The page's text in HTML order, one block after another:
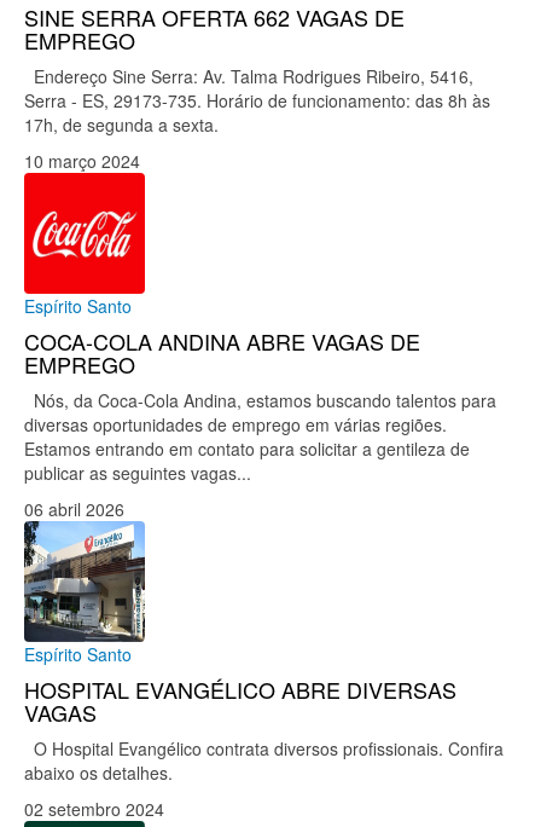
SINE SERRA OFERTA 662 VAGAS DE
EMPREGO
Endereço Sine Serra: Av. Talma Rodrigues Ribeiro, 5416,
Serra - ES, 29173-735. Horário de funcionamento: das 8h às
17h, de segunda a sexta.
10 março 2024
Espírito Santo
COCA-COLA ANDINA ABRE VAGAS DE
EMPREGO
Nós, da Coca-Cola Andina, estamos buscando talentos para
diversas oportunidades de emprego em várias regiões.
Estamos entrando em contato para solicitar a gentileza de
publicar as seguintes vagas...
06 abril 2026
Espírito Santo
HOSPITAL EVANGÉLICO ABRE DIVERSAS
VAGAS
O Hospital Evangélico contrata diversos profissionais. Confira
abaixo os detalhes.
02 setembro 2024